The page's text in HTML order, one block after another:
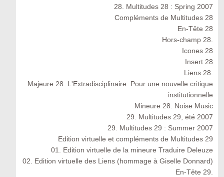
28. Multitudes 28 : Spring 2007
Compléments de Multitudes 28
En-Tête 28
Hors-champ 28.
Icones 28
Insert 28
Liens 28.
Majeure 28. L'Extradisciplinaire. Pour une nouvelle critique
institutionnelle
Mineure 28. Noise Music
29. Multitudes 29, été 2007
29. Multitudes 29 : Summer 2007
Edition virtuelle et compléments de Multitudes 29
01. Edition virtuelle de la mineure Traduire Deleuze
02. Edition virtuelle des Liens (hommage à Giselle Donnard)
En-Tête 29.